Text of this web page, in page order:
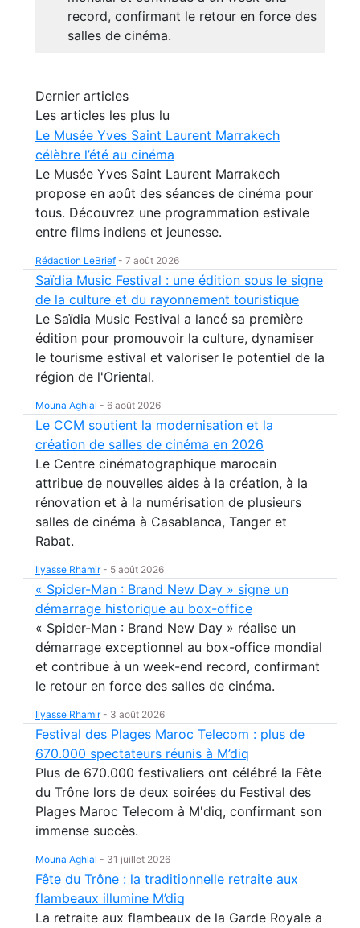
record, confirmant le retour en force des
salles de cinéma.
Dernier articles
Les articles les plus lu
Le Musée Yves Saint Laurent Marrakech
célèbre l’été au cinéma
Le Musée Yves Saint Laurent Marrakech
propose en août des séances de cinéma pour
tous. Découvrez une programmation estivale
entre films indiens et jeunesse.
Rédaction LeBrief - 7 août 2026
Saïdia Music Festival : une édition sous le signe
de la culture et du rayonnement touristique
Le Saïdia Music Festival a lancé sa première
édition pour promouvoir la culture, dynamiser
le tourisme estival et valoriser le potentiel de la
région de l'Oriental.
Mouna Aghlal - 6 août 2026
Le CCM soutient la modernisation et la
création de salles de cinéma en 2026
Le Centre cinématographique marocain
attribue de nouvelles aides à la création, à la
rénovation et à la numérisation de plusieurs
salles de cinéma à Casablanca, Tanger et
Rabat.
Ilyasse Rhamir- 5 août 2026
« Spider-Man : Brand New Day » signe un
démarrage historique au box-office
« Spider-Man : Brand New Day » réalise un
démarrage exceptionnel au box-office mondial
et contribue à un week-end record, confirmant
le retour en force des salles de cinéma.
Ilyasse Rhamir- 3 août 2026
Festival des Plages Maroc Telecom : plus de
670.000 spectateurs réunis à M’diq
Plus de 670.000 festivaliers ont célébré la Fête
du Trône lors de deux soirées du Festival des
Plages Maroc Telecom à M'diq, confirmant son
immense succès.
Mouna Aghlal - 31 juillet 2026
Fête du Trône : la traditionnelle retraite aux
flambeaux illumine M’diq
La retraite aux flambeaux de la Garde Royale a